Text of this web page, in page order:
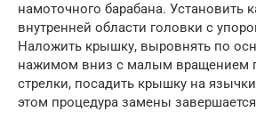
намоточного барабана. Установить
внутренней области головки с
Наложить крышку, выровнять по
нажимом вниз с малым вращением
стрелки, посадить крышку на
этом процедура замены